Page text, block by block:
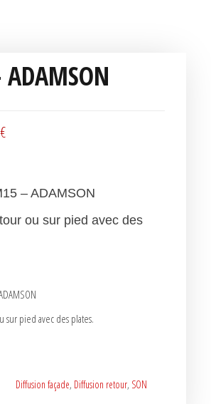
€
– ADAMSON
ou sur pied avec des
sur pied avec des plates.
Diffusion façade, Diffusion retour, SON